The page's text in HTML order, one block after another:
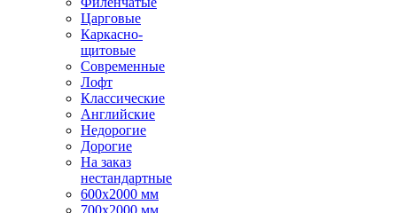
Царговые
Каркасно-
щитовые
Современные
Лофт
Классические
Английские
Недорогие
Дорогие
На заказ
нестандартные
600х2000 мм
700х2000 мм